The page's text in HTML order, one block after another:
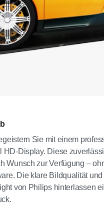
Sie mit einem
HD-Display. Diese
Wunsch zur Verfügung –
Die klare Bildqualität und
von Philips hinterlassen